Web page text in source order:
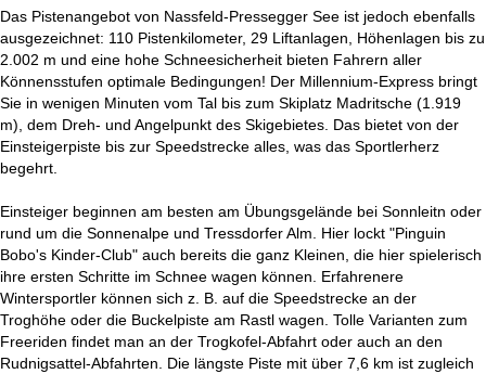
Das Pistenangebot von Nassfeld-Pressegger See ist jedoch ebenfalls
ausgezeichnet: 110 Pistenkilometer, 29 Liftanlagen, Höhenlagen bis zu
2.002 m und eine hohe Schneesicherheit bieten Fahrern aller
Könnensstufen optimale Bedingungen! Der Millennium-Express bringt
Sie in wenigen Minuten vom Tal bis zum Skiplatz Madritsche (1.919
m), dem Dreh- und Angelpunkt des Skigebietes. Das bietet von der
Einsteigerpiste bis zur Speedstrecke alles, was das Sportlerherz
begehrt.
Einsteiger beginnen am besten am Übungsgelände bei Sonnleitn oder
rund um die Sonnenalpe und Tressdorfer Alm. Hier lockt "Pinguin
Bobo's Kinder-Club" auch bereits die ganz Kleinen, die hier spielerisch
ihre ersten Schritte im Schnee wagen können. Erfahrenere
Wintersportler können sich z. B. auf die Speedstrecke an der
Troghöhe oder die Buckelpiste am Rastl wagen. Tolle Varianten zum
Freeriden findet man an der Trogkofel-Abfahrt oder auch an den
Rudnigsattel-Abfahrten. Die längste Piste mit über 7,6 km ist zugleich